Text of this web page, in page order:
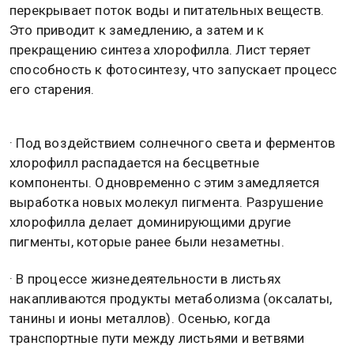
перекрывает поток воды и питательных веществ.
Это приводит к замедлению, а затем и к
прекращению синтеза хлорофилла. Лист теряет
способность к фотосинтезу, что запускает процесс
его старения.
· Под воздействием солнечного света и ферментов
хлорофилл распадается на бесцветные
компоненты. Одновременно с этим замедляется
выработка новых молекул пигмента. Разрушение
хлорофилла делает доминирующими другие
пигменты, которые ранее были незаметны.
· В процессе жизнедеятельности в листьях
накапливаются продукты метаболизма (оксалаты,
танины и ионы металлов). Осенью, когда
транспортные пути между листьями и ветвями